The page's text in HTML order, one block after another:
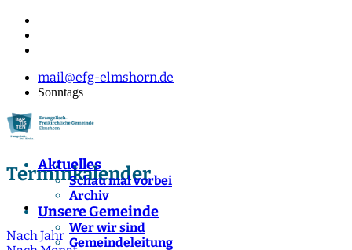
mail@efg-elmshorn.de
Sonntags
Aktuelles
Schau mal vorbei
Archiv
Unsere Gemeinde
Wer wir sind
Gemeindeleitung
Terminkalender
Nach Jahr